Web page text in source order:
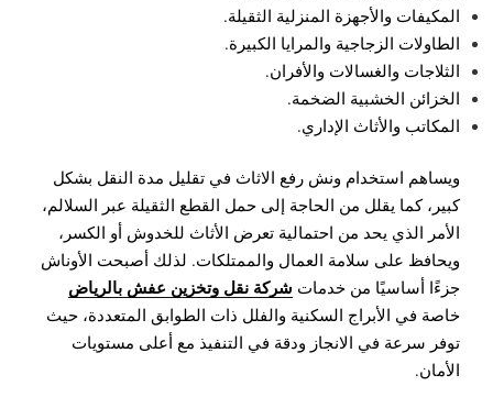
المكيفات والأجهزة المنزلية الثقيلة.
الطاولات الزجاجية والمرايا الكبيرة.
الثلاجات والغسالات والأفران.
الخزائن الخشبية الضخمة.
المكاتب والأثاث الإداري.
ويساهم استخدام ونش رفع الاثاث في تقليل مدة النقل بشكل
كبير، كما يقلل من الحاجة إلى حمل القطع الثقيلة عبر السلالم،
الأمر الذي يحد من احتمالية تعرض الأثاث للخدوش أو الكسر،
ويحافظ على سلامة العمال والممتلكات. لذلك أصبحت الأوناش
جزءًا أساسيًا من خدمات شركة نقل وتخزين عفش بالرياض
خاصة في الأبراج السكنية والفلل ذات الطوابق المتعددة، حيث
توفر سرعة في الانجاز ودقة في التنفيذ مع أعلى مستويات
الأمان.